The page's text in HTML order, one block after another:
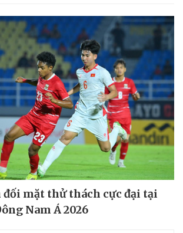
đối mặt thử thách cực đại tại
Nam Á 2026